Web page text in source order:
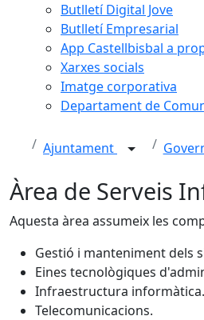
Butlletí Digital Jove
Butlletí Empresarial
App Castellbisbal a
Xarxes socials
Imatge corporativa
Departament de
Ajuntament
Àrea de Serveis
Aquesta àrea assumeix les
Gestió i manteniment dels
Eines tecnològiques
Infraestructura informàtica.
Telecomunicacions.